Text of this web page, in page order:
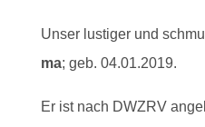
Unser lustiger und
ma; geb. 04.01.2019.
Er ist nach DWZRV